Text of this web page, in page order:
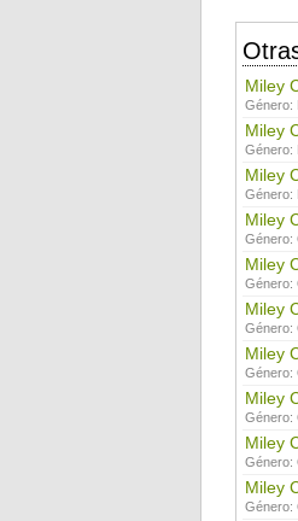
Miley
Género:
Miley
Género:
Miley
Género:
Miley
Género:
Miley
Género:
Miley
Género:
Miley
Género:
Miley
Género:
Miley
Género:
Miley
Género: